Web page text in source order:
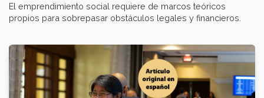
El emprendimiento social requiere de marcos teóricos
propios para sobrepasar obstáculos legales y financieros.